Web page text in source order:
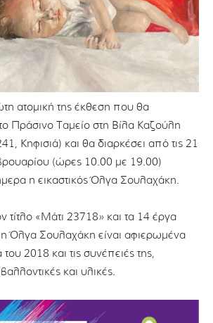
ατομική της έκθεση που θα
Πράσινο Ταμείο στη Βίλα Καζούλη
Κηφισιά) και θα διαρκέσει από τις 21
(ώρες 10.00 με 19.00)
η εικαστικός Όλγα Σουλαχάκη.
τίτλο «Μάτι 23718» και τα 14 έργα
Όλγα Σουλαχάκη είναι αφιερωμένα
2018 και τις συνέπειές της,
και υλικές.